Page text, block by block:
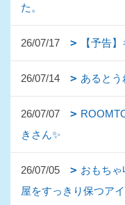
た。
26/07/17 【予告
26/07/14 あるとう
26/07/07
きさん✨
26/07/05
おもち
屋をすっきり保つア